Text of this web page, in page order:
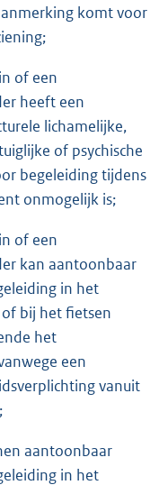
komt voor
of een
heeft een
lichamelijke,
of psychische
begeleiding tijdens
onmogelijk is;
of een
kan aantoonbaar
in het
bij het fietsen
het
een
vanuit
aantoonbaar
in het